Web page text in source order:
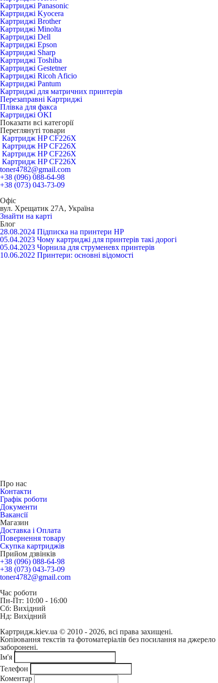
Картриджі Panasonic
Картриджі Kyocera
Картриджі Brother
Картриджі Minolta
Картриджі Dell
Картриджі Epson
Картриджі Sharp
Картриджі Toshiba
Картриджі Gestetner
Картриджі Ricoh Aficio
Картриджі Pantum
Картриджі для матричних принтерів
Перезаправні Картриджі
Плівка для факса
Картриджі OKI
Показати всі категорії
Переглянуті товари
Картридж HP CF226X
Картридж HP CF226X
Картридж HP CF226X
Картридж HP CF226X
toner4782@gmail.com
+38 (096) 088-64-98
+38 (073) 043-73-09
Офіс
вул. Хрещатик 27А, Україна
Знайти на карті
Блог
28.08.2024 Підписка на принтери HP
05.04.2023 Чому картриджі для принтерів такі дорогі
05.04.2023 Чорнила для струменевх принтерів
10.06.2022 Принтери: основні відомості
Про нас
Контакти
Графік роботи
Документи
Вакансії
Магазин
Доставка і Оплата
Повернення товару
Скупка картриджів
Прийом дзвінків
+38 (096) 088-64-98
+38 (073) 043-73-09
toner4782@gmail.com
Час роботи
Пн-Пт: 10:00 - 16:00
Сб: Вихідний
Нд: Вихідний
Картридж.kiev.ua © 2010 - 2026, всі права захищені.
Копіювання текстів та фотоматеріалів без посилання на джерело
заборонені.
Ім'я
Телефон
Коментар